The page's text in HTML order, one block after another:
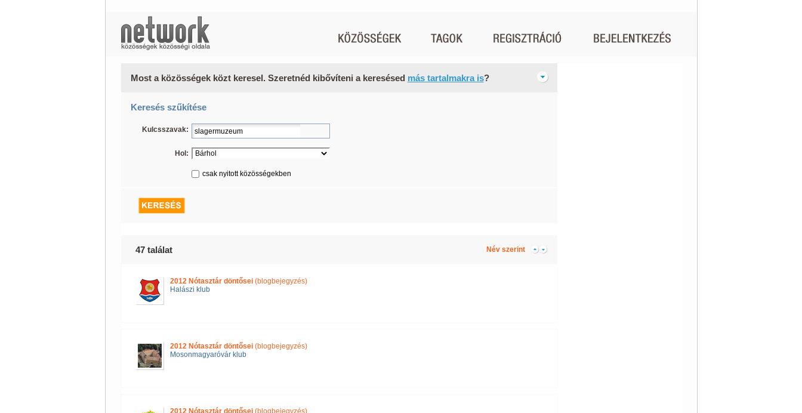
Most a közösségek közt keresel. Szeretnéd kibővíteni a keresésed más tartalmakra is?
Keresés szűkítése
Kulcsszavak:
Hol:
csak nyitott közösségekben
47 találat Név szerint
2012 Nótasztár döntősei(blogbejegyzés)
Halászi klub
2012 Nótasztár döntősei(blogbejegyzés)
Mosonmagyaróvár klub
2012 Nótasztár döntősei(blogbejegyzés)